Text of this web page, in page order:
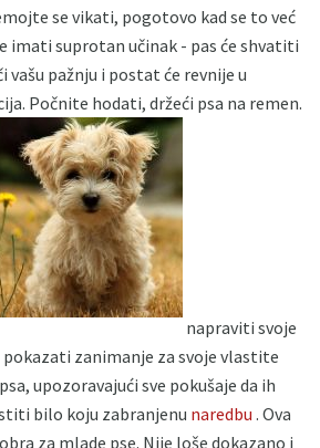
se vikati, pogotovo kad se to već
imati suprotan učinak - pas će shvatiti
vašu pažnju i postat će revnije u
Počnite hodati, držeći psa na remen.
napraviti svoje
zanimanje za svoje vlastite
upozoravajući sve pokušaje da ih
bilo koju zabranjenu naredbu . Ova
za mlade pse. Nije loše dokazano i